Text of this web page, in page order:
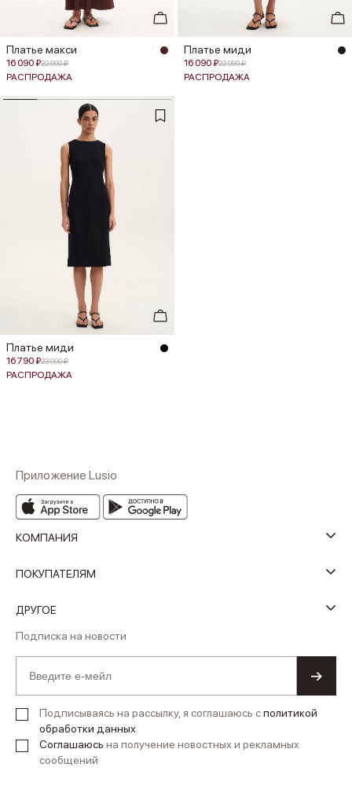
Платье макси
16 090 ₽22 990 ₽
РАСПРОДАЖА
Платье миди
16 090 ₽22 990 ₽
РАСПРОДАЖА
Платье миди
16 790 ₽23 990 ₽
РАСПРОДАЖА
Приложение Lusio
КОМПАНИЯ
ПОКУПАТЕЛЯМ
ДРУГОЕ
Подписка на новости
Подписываясь на рассылку, я соглашаюсь сполитикой
обработки данных
Соглашаюсь на получение новостных и рекламных
сообщений